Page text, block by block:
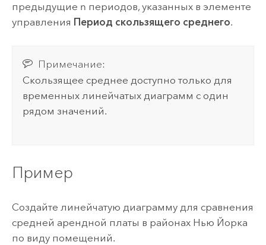
предыдущие n периодов, указанных в элементе
управления Период скользящего среднего.
Примечание:
Скользящее среднее доступно только для
временных линейчатых диаграмм с один
рядом значений.
Пример
Создайте линейчатую диаграмму для сравнения
средней арендной платы в районах Нью Йорка
по виду помещений.